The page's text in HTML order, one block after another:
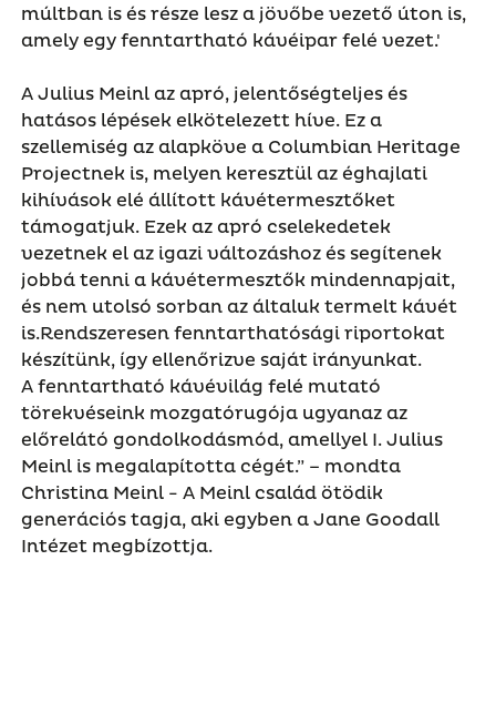
múltban is és része lesz a jövőbe vezető úton is,
amely egy fenntartható kávéipar felé vezet.'
A Julius Meinl az apró, jelentőségteljes és
hatásos lépések elkötelezett híve. Ez a
szellemiség az alapköve a Columbian Heritage
Projectnek is, melyen keresztül az éghajlati
kihívások elé állított kávétermesztőket
támogatjuk. Ezek az apró cselekedetek
vezetnek el az igazi változáshoz és segítenek
jobbá tenni a kávétermesztők mindennapjait,
és nem utolsó sorban az általuk termelt kávét
is.Rendszeresen fenntarthatósági riportokat
készítünk, így ellenőrizve saját irányunkat.
A fenntartható kávévilág felé mutató
törekvéseink mozgatórugója ugyanaz az
előrelátó gondolkodásmód, amellyel I. Julius
Meinl is megalapította cégét.” – mondta
Christina Meinl - A Meinl család ötödik
generációs tagja, aki egyben a Jane Goodall
Intézet megbízottja.